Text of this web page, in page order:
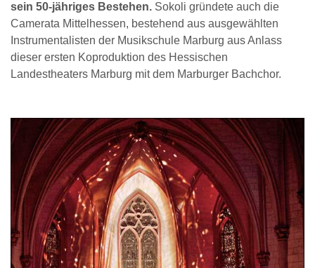
sein 50-jähriges Bestehen. Sokoli gründete auch die
Camerata Mittelhessen, bestehend aus ausgewählten
Instrumentalisten der Musikschule Marburg aus Anlass
dieser ersten Koproduktion des Hessischen
Landestheaters Marburg mit dem Marburger Bachchor.